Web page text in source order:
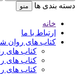
دسته بندی ها منو
خانه
ارتباط با ما
کتاب های روان
کتاب های
کتاب های
کتاب های